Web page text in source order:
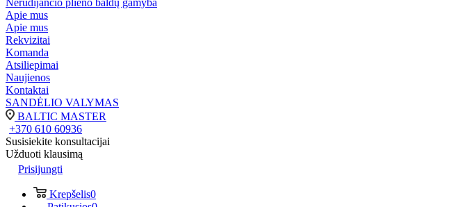
Nerūdijančio plieno baldų gamyba
Apie mus
Apie mus
Rekvizitai
Komanda
Atsiliepimai
Naujienos
Kontaktai
SANDĖLIO VALYMAS
BALTIC MASTER
+370 610 60936
Susisiekite konsultacijai
Užduoti klausimą
Prisijungti
Krepšelis0